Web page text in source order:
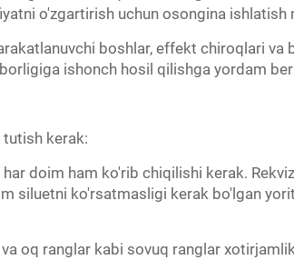
o'zgartirish uchun osongina ishlatish
boshlar, effekt chiroqlari va
ishonch hosil qilishga yordam
kerak:
doim ham ko'rib chiqilishi kerak.
siluetni ko'rsatmasligi kerak bo'lgan
oq ranglar kabi sovuq ranglar